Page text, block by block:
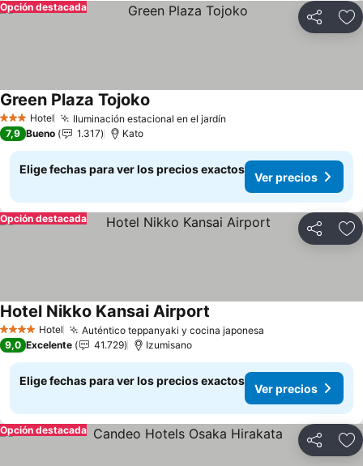
Compartir
Opción destacada
3 Estrellas
Hotel Iluminación estacional en el jardín
Green Plaza Tojoko
7,9 Bueno 1.317 Kato
Elige fechas para ver los precios exactos
Ver precios
Compartir
Opción destacada
4 EstrellasHotel Auténtico teppanyaki y cocina japonesa
Hotel Nikko Kansai Airport
9,0 Excelente 41.729 Izumisano
Elige fechas para ver los precios exactos
Ver precios
Compartir
Opción destacada